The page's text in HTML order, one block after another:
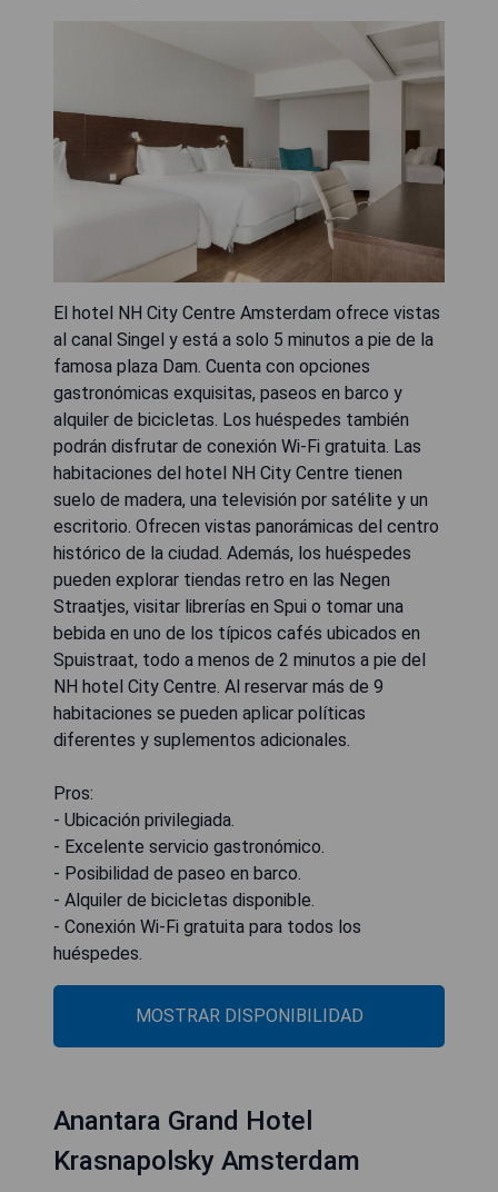
El hotel NH City Centre Amsterdam ofrece vistas
al canal Singel y está a solo 5 minutos a pie de la
famosa plaza Dam. Cuenta con opciones
gastronómicas exquisitas, paseos en barco y
alquiler de bicicletas. Los huéspedes también
podrán disfrutar de conexión Wi-Fi gratuita. Las
habitaciones del hotel NH City Centre tienen
suelo de madera, una televisión por satélite y un
escritorio. Ofrecen vistas panorámicas del centro
histórico de la ciudad. Además, los huéspedes
pueden explorar tiendas retro en las Negen
Straatjes, visitar librerías en Spui o tomar una
bebida en uno de los típicos cafés ubicados en
Spuistraat, todo a menos de 2 minutos a pie del
NH hotel City Centre. Al reservar más de 9
habitaciones se pueden aplicar políticas
diferentes y suplementos adicionales.
Pros:
- Ubicación privilegiada.
- Excelente servicio gastronómico.
- Posibilidad de paseo en barco.
- Alquiler de bicicletas disponible.
- Conexión Wi-Fi gratuita para todos los
huéspedes.
MOSTRAR DISPONIBILIDAD
Anantara Grand Hotel
Krasnapolsky Amsterdam